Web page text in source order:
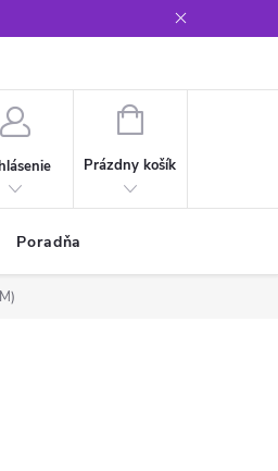
NÁKUPNÝ
Prázdny košík
Poradňa